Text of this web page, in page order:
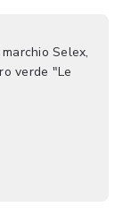
Selex,
verde "Le